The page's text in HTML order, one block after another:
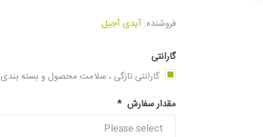
فروشنده: آیدی آجیل
گارانتی
گارانتی تازگی ، سلامت محصول و بسته بندی
مقدار سفارش *